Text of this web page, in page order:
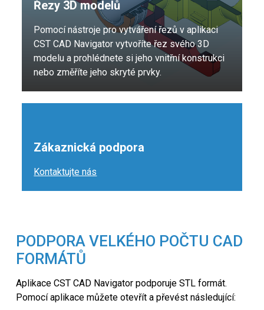
Řezy 3D modelů
Pomocí nástroje pro vytváření řezů v aplikaci
CST CAD Navigator vytvoříte řez svého 3D
modelu a prohlédnete si jeho vnitřní konstrukci
nebo změříte jeho skryté prvky.
Zákaznická podpora
Kontaktujte nás
PODPORA VELKÉHO POČTU CAD
FORMÁTŮ
Aplikace CST CAD Navigator podporuje STL formát.
Pomocí aplikace můžete otevřít a převést následující: